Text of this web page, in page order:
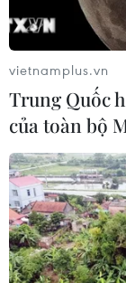
vietnamplus.vn
Trung Quốc
của toàn bộ